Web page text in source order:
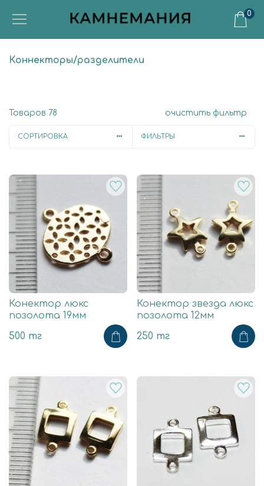
0
Коннекторы/разделители
Товаров 78 очистить фильтр
СОРТИРОВКА ФИЛЬТРЫ
Конектор люкс
позолота 19мм
500 тг
Конектор звезда люкс
позолота 12мм
250 тг